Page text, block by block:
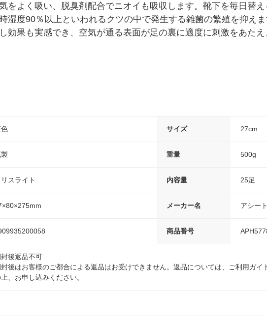
をよく吸い、脱臭剤配合でニオイも吸収します。靴下を毎日替え
湿度90％以上といわれるクツの中で発生する雑菌の繁殖を抑え
効果も実感でき、空気が通る表面が足の裏に適度に刺激をあた
サイズ 27cm
重量 500g
スライト 内容量 25足
メーカー名 アシー
商品番号
封後返品不可
封後はお客様のご都合による返品はお受けできません。返品については、ご利用ガ
、お申し込みください。